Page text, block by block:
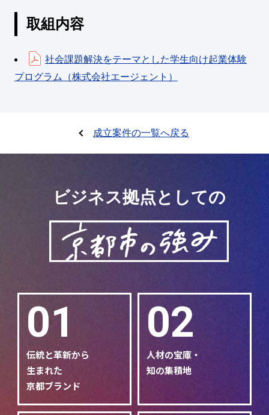
取組内容
社会課題解決をテーマとした学生向け起業体験
プログラム（株式会社エージェント）
成立案件の一覧へ戻る
ビジネス拠点としての
01
伝統と革新から
生まれた
京都ブランド
02
人材の宝庫・
知の集積地